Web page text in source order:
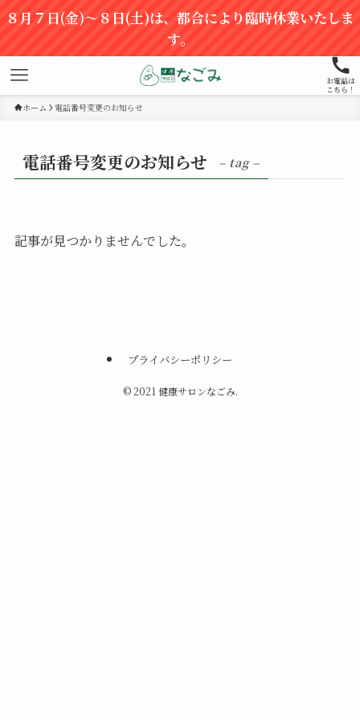
８月７日(金)～８日(土)は、都合により臨時休業いたしま
す。
お電話は
こちら！
ホーム 電話番号変更のお知らせ
電話番号変更のお知らせ – tag –
記事が見つかりませんでした。
プライバシーポリシー
©2021 健康サロンなごみ.